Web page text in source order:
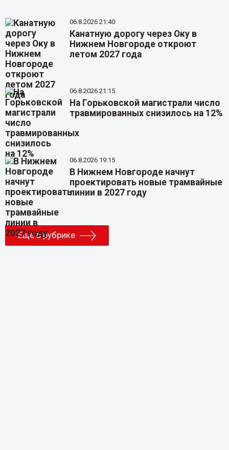
06.8.2026 21:40
Канатную дорогу через Оку в
Нижнем Новгороде откроют
летом 2027 года
06.8.2026 21:15
На Горьковской магистрали число
травмированных снизилось на 12%
06.8.2026 19:15
В Нижнем Новгороде начнут
проектировать новые трамвайные
линии в 2027 году
Еще в рубрике